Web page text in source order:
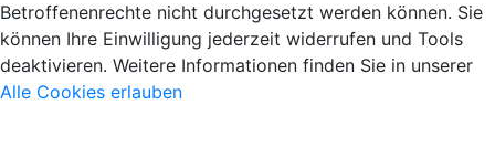
Betroffenenrechte nicht durchgesetzt werden können. Sie
können Ihre Einwilligung jederzeit widerrufen und Tools
deaktivieren. Weitere Informationen finden Sie in unserer
Alle Cookies erlauben